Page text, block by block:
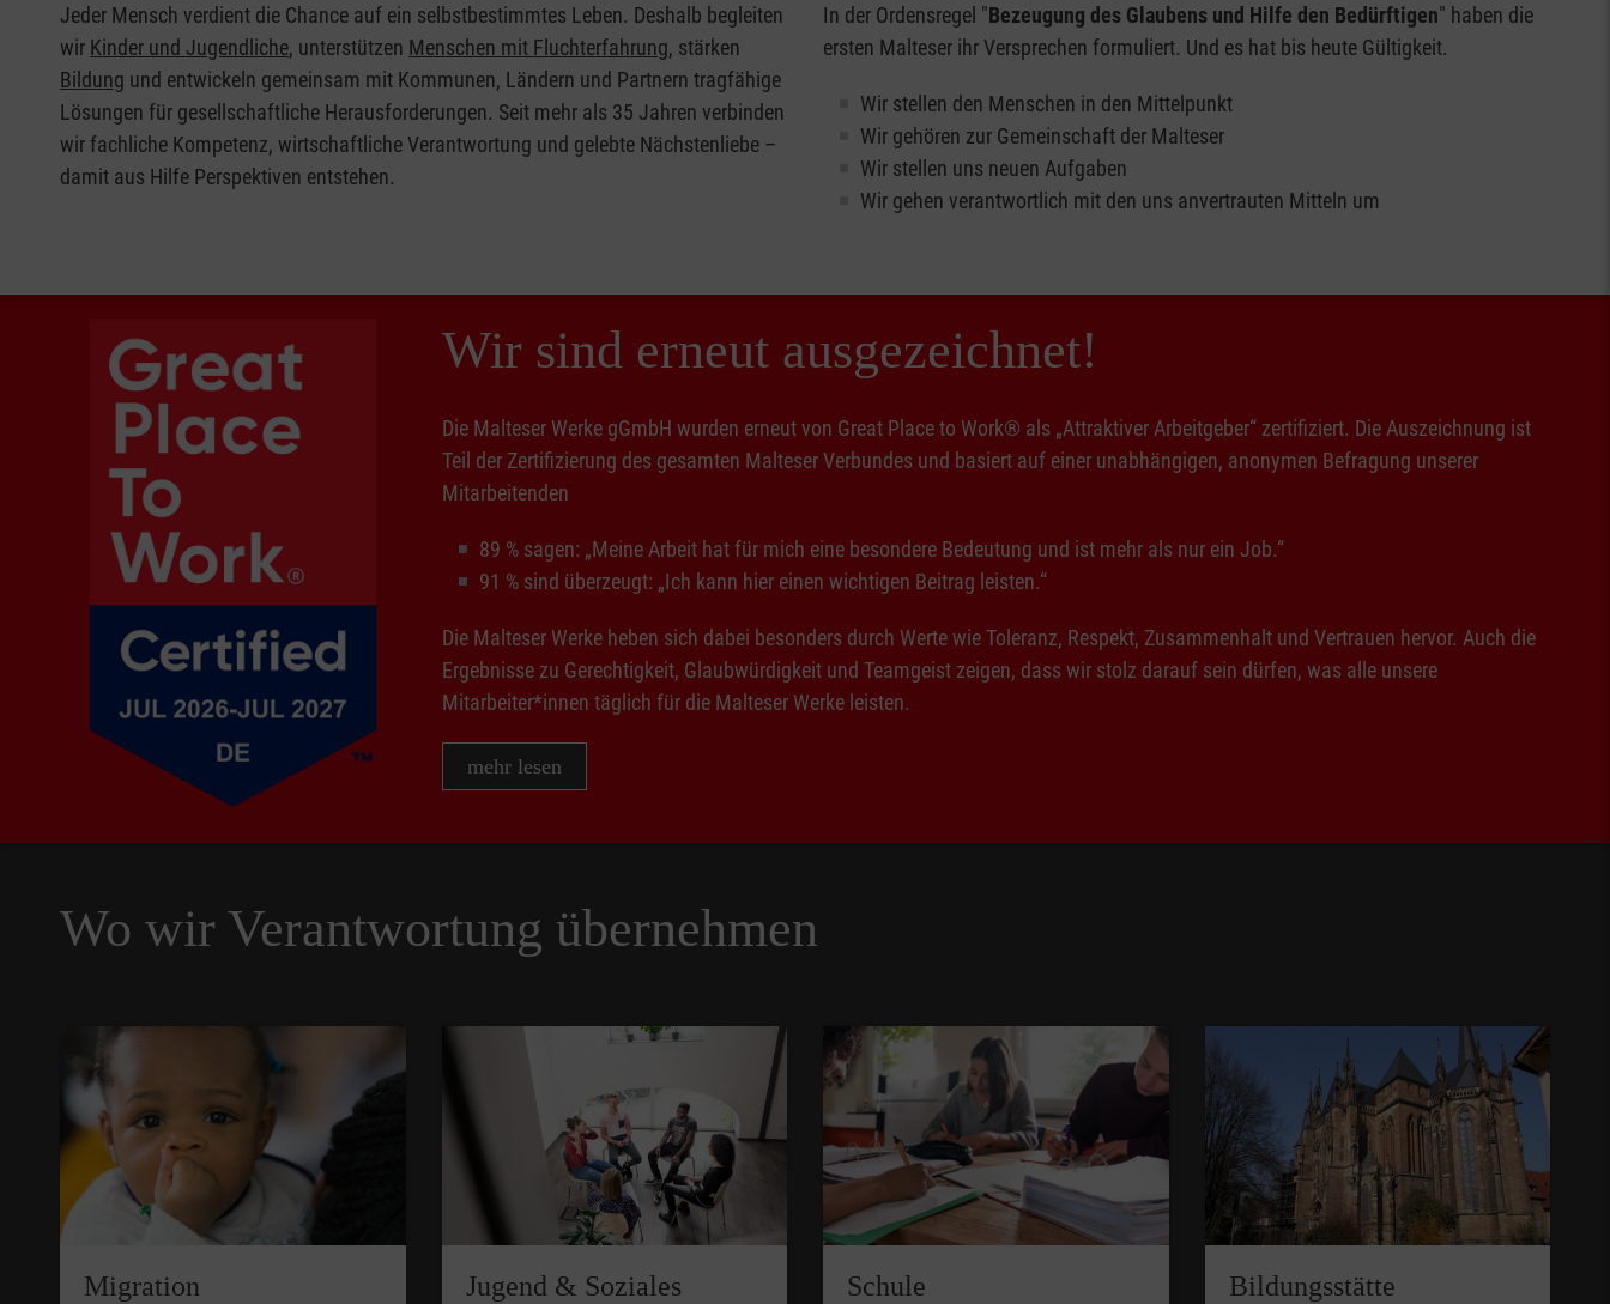
Jeder Mensch verdient die Chance auf ein selbstbestimmtes Leben. Deshalb begleiten
wir Kinder und Jugendliche, unterstützen Menschen mit Fluchterfahrung, stärken
Bildung und entwickeln gemeinsam mit Kommunen, Ländern und Partnern tragfähige
Lösungen für gesellschaftliche Herausforderungen. Seit mehr als 35 Jahren verbinden
wir fachliche Kompetenz, wirtschaftliche Verantwortung und gelebte Nächstenliebe –
damit aus Hilfe Perspektiven entstehen.
In der Ordensregel "Bezeugung des Glaubens und Hilfe den Bedürftigen" haben die
ersten Malteser ihr Versprechen formuliert. Und es hat bis heute Gültigkeit.
Wir stellen den Menschen in den Mittelpunkt
Wir gehören zur Gemeinschaft der Malteser
Wir stellen uns neuen Aufgaben
Wir gehen verantwortlich mit den uns anvertrauten Mitteln um
Wir sind erneut ausgezeichnet!
Die Malteser Werke gGmbH wurden erneut von Great Place to Work® als „Attraktiver Arbeitgeber“ zertifiziert. Die Auszeichnung ist
Teil der Zertifizierung des gesamten Malteser Verbundes und basiert auf einer unabhängigen, anonymen Befragung unserer
Mitarbeitenden
89 % sagen: „Meine Arbeit hat für mich eine besondere Bedeutung und ist mehr als nur ein Job.“
91 % sind überzeugt: „Ich kann hier einen wichtigen Beitrag leisten.“
Die Malteser Werke heben sich dabei besonders durch Werte wie Toleranz, Respekt, Zusammenhalt und Vertrauen hervor. Auch die
Ergebnisse zu Gerechtigkeit, Glaubwürdigkeit und Teamgeist zeigen, dass wir stolz darauf sein dürfen, was alle unsere
Mitarbeiter*innen täglich für die Malteser Werke leisten.
mehr lesen
Wo wir Verantwortung übernehmen
Migration Jugend & Soziales Schule Bildungsstätte